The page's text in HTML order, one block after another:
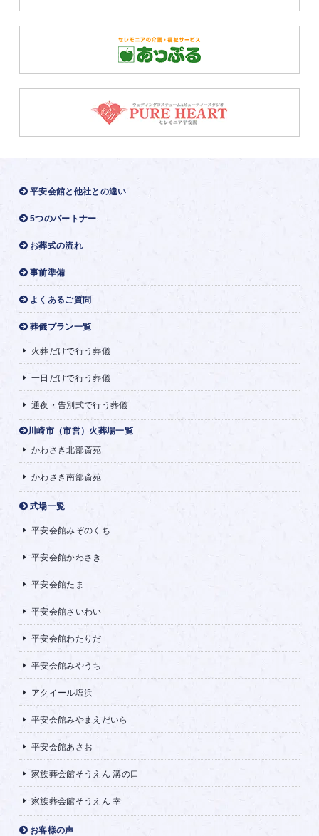
平安会館と他社との違い
5つのパートナー
お葬式の流れ
事前準備
よくあるご質問
葬儀プラン一覧
火葬だけで行う葬儀
一日だけで行う葬儀
通夜・告別式で行う葬儀
川崎市（市営）火葬場一覧
かわさき北部斎苑
かわさき南部斎苑
式場一覧
平安会館みぞのくち
平安会館かわさき
平安会館たま
平安会館さいわい
平安会館わたりだ
平安会館みやうち
アクイール塩浜
平安会館みやまえだいら
平安会館あさお
家族葬会館そうえん 溝の口
家族葬会館そうえん 幸
お客様の声